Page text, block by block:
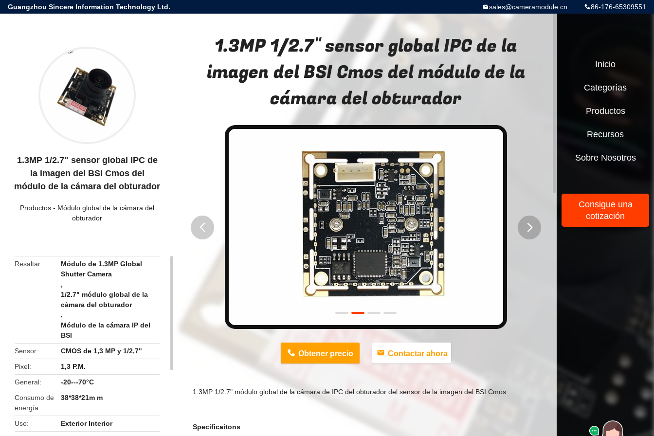
Guangzhou Sincere Information Technology Ltd. 86-176-65309551
sales@cameramodule.cn
1.3MP 1/2.7" sensor global IPC de
la imagen del BSI Cmos del
módulo de la cámara del obturador
Productos - Módulo global de la cámara del
obturador
Resaltar
Módulo de 1.3MP Global
Shutter Camera
,
1/2.7" módulo global de la
cámara del obturador
,
Módulo de la cámara IP del
BSI
Sensor
CMOS de 1,3 MP y 1/2,7"
Pixel
1,3 P.M.
General
-20---70°C
Consumo de
energía
38*38*21m m
Uso
Exterior Interior
1.3MP 1/2.7" sensor global IPC de la
imagen del BSI Cmos del módulo de la
cámara del obturador
button
Obtener precio Contactar ahora
1.3MP 1/2.7" módulo global de la cámara de IPC del obturador del sensor de la imagen del BSI Cmos
Specificaitons
Inicio
Categorías
Productos
Recursos
Sobre Nosotros
Consigue una
cotización